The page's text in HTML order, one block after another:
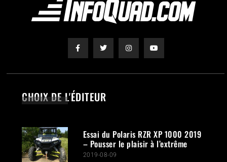
CHOIX DE L'ÉDITEUR
Essai du Polaris RZR XP 1000 2019
– Pousser le plaisir à l’extrême
2019-08-09